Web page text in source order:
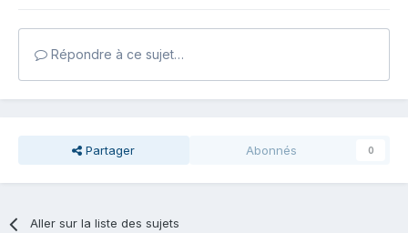
Répondre à ce sujet…
Partager Abonnés 0
Aller sur la liste des sujets